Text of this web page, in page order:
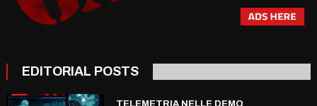
EDITORIAL POSTS
TELEMETRIA NELLE DEMO